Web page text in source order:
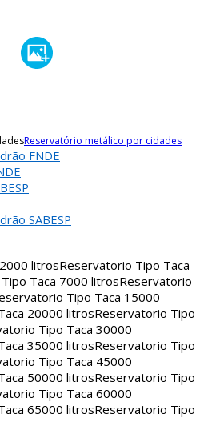
Reservatório metálico por cidades
FNDE
SABESP
litrosReservatorio Tipo Taca
Taca 7000 litrosReservatorio
Tipo Taca 15000
20000 litrosReservatorio Tipo
Tipo Taca 30000
35000 litrosReservatorio Tipo
Tipo Taca 45000
50000 litrosReservatorio Tipo
Tipo Taca 60000
65000 litrosReservatorio Tipo